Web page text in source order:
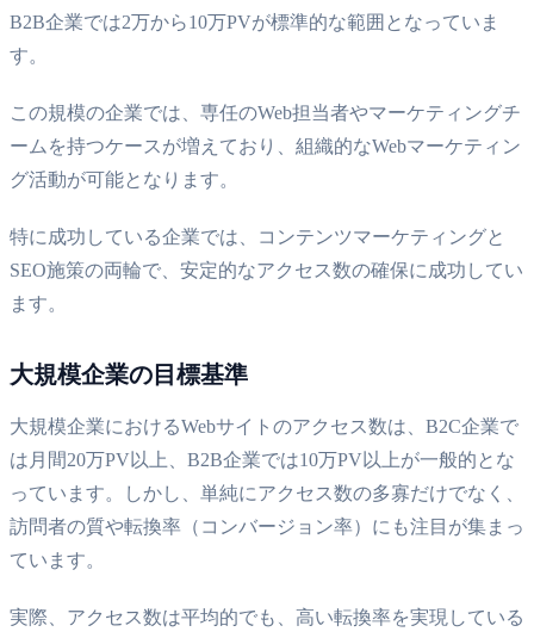
B2B企業では2万から10万PVが標準的な範囲となっていま
す。
この規模の企業では、専任のWeb担当者やマーケティングチ
ームを持つケースが増えており、組織的なWebマーケティン
グ活動が可能となります。
特に成功している企業では、コンテンツマーケティングと
SEO施策の両輪で、安定的なアクセス数の確保に成功してい
ます。
大規模企業の目標基準
大規模企業におけるWebサイトのアクセス数は、B2C企業で
は月間20万PV以上、B2B企業では10万PV以上が一般的とな
っています。しかし、単純にアクセス数の多寡だけでなく、
訪問者の質や転換率（コンバージョン率）にも注目が集まっ
ています。
実際、アクセス数は平均的でも、高い転換率を実現している